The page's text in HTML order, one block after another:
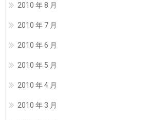
2010 年 8 月
2010 年 7 月
2010 年 6 月
2010 年 5 月
2010 年 4 月
2010 年 3 月